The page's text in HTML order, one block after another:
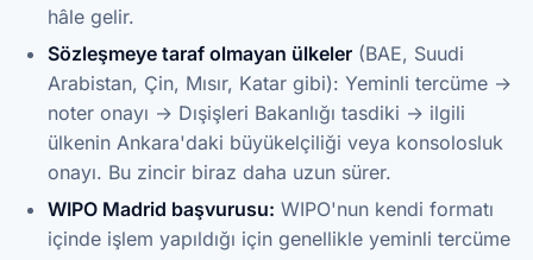
hâle gelir.
Sözleşmeye taraf olmayan ülkeler (BAE, Suudi
Arabistan, Çin, Mısır, Katar gibi): Yeminli tercüme →
noter onayı → Dışişleri Bakanlığı tasdiki → ilgili
ülkenin Ankara'daki büyükelçiliği veya konsolosluk
onayı. Bu zincir biraz daha uzun sürer.
WIPO Madrid başvurusu: WIPO'nun kendi formatı
içinde işlem yapıldığı için genellikle yeminli tercüme